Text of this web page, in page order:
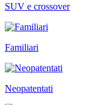
SUV e crossover
Familiari
Neopatentati